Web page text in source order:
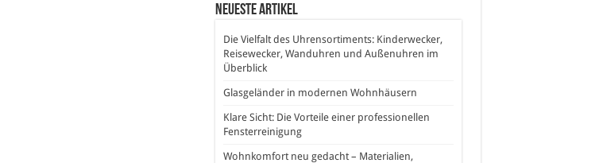
Neueste Artikel
Die Vielfalt des Uhrensortiments: Kinderwecker,
Reisewecker, Wanduhren und Außenuhren im
Überblick
Glasgeländer in modernen Wohnhäusern
Klare Sicht: Die Vorteile einer professionellen
Fensterreinigung
Wohnkomfort neu gedacht – Materialien,